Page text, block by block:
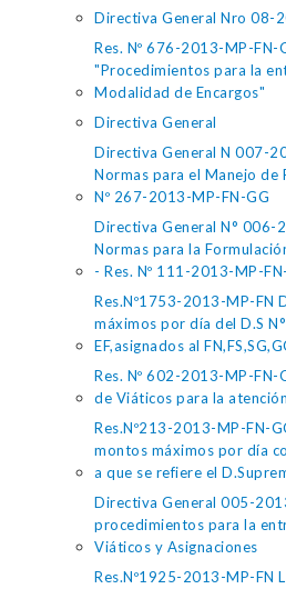
Directiva General Nro 08-
Res. Nº 676-2013-MP-
"Procedimientos para la
Modalidad de Encargos"
Directiva General
Directiva General N 007-
Normas para el Manejo de
Nº 267-2013-MP-FN-GG
Directiva General N° 006-
Normas para la
- Res. Nº 111-2013-MP-
Res.Nº1753-2013-MP-FN
máximos por día del D.S
EF,asignados al
Res. Nº 602-2013-MP-FN-
de Viáticos para la
Res.Nº213-2013-MP-FN-
montos máximos por día
a que se refiere el
Directiva General 005-
procedimientos para la
Viáticos y Asignaciones
Res.Nº1925-2013-MP-FN